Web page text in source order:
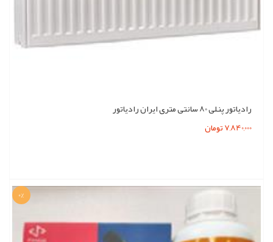
رادیاتور پنلی 80 سانتی متری ایران رادیاتور
7,840,000 تومان
0%